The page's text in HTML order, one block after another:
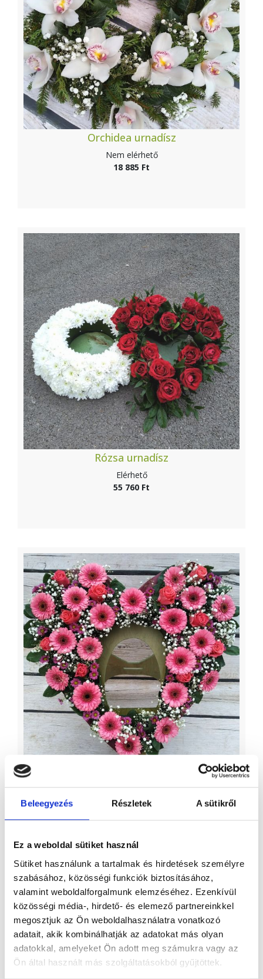
Beleegyezés Részletek A sütikről
Ez a weboldal sütiket használ
Sütiket használunk a tartalmak és hirdetések személyre
szabásához, közösségi funkciók biztosításához,
valamint weboldalforgalmunk elemzéséhez. Ezenkívül
közösségi média-, hirdető- és elemező partnereinkkel
megosztjuk az Ön weboldalhasználatra vonatkozó
adatait, akik kombinálhatják az adatokat más olyan
adatokkal, amelyeket Ön adott meg számukra vagy az
Ön által használt más szolgáltatásokból gyűjtöttek.
Orchidea urnadísz
Nem elérhető
18 885 Ft
Rózsa urnadísz
Elérhető
55 760 Ft
56 880 Ft